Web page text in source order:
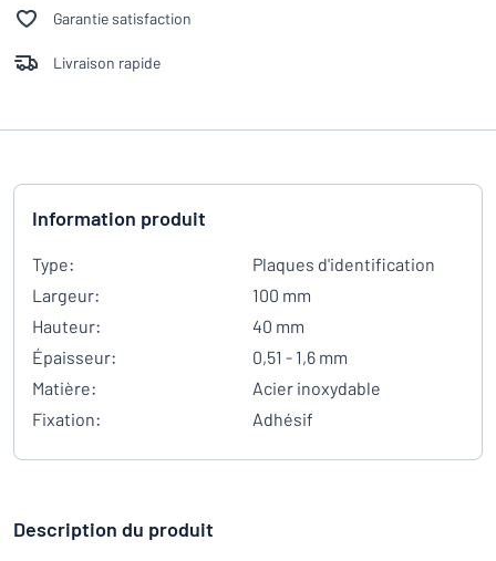
Garantie satisfaction
Livraison rapide
Information produit
Type:
Plaques d'identification
Largeur:
100 mm
Hauteur:
40 mm
Épaisseur:
0,51 - 1,6 mm
Matière:
Acier inoxydable
Fixation:
Adhésif
Description du produit